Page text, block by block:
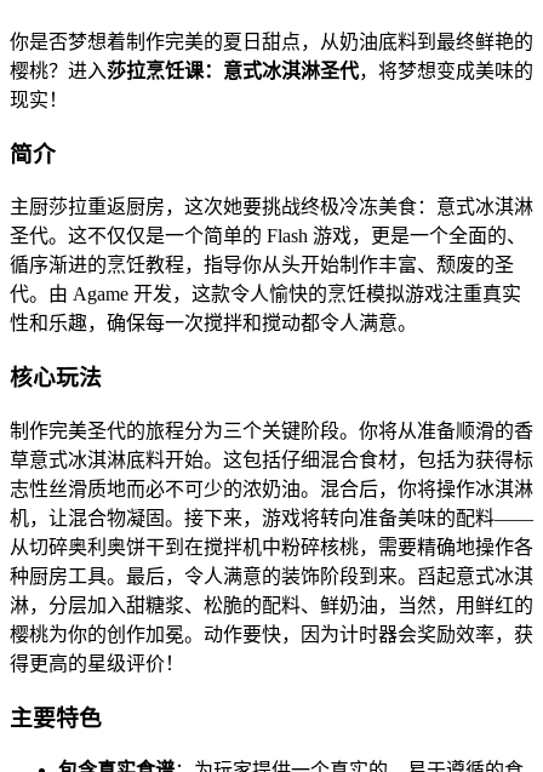
你是否梦想着制作完美的夏日甜点，从奶油底料到最终鲜艳的
樱桃？进入莎拉烹饪课：意式冰淇淋圣代，将梦想变成美味的
现实！
简介
主厨莎拉重返厨房，这次她要挑战终极冷冻美食：意式冰淇淋
圣代。这不仅仅是一个简单的 Flash 游戏，更是一个全面的、
循序渐进的烹饪教程，指导你从头开始制作丰富、颓废的圣
代。由 Agame 开发，这款令人愉快的烹饪模拟游戏注重真实
性和乐趣，确保每一次搅拌和搅动都令人满意。
核心玩法
制作完美圣代的旅程分为三个关键阶段。你将从准备顺滑的香
草意式冰淇淋底料开始。这包括仔细混合食材，包括为获得标
志性丝滑质地而必不可少的浓奶油。混合后，你将操作冰淇淋
机，让混合物凝固。接下来，游戏将转向准备美味的配料——
从切碎奥利奥饼干到在搅拌机中粉碎核桃，需要精确地操作各
种厨房工具。最后，令人满意的装饰阶段到来。舀起意式冰淇
淋，分层加入甜糖浆、松脆的配料、鲜奶油，当然，用鲜红的
樱桃为你的创作加冕。动作要快，因为计时器会奖励效率，获
得更高的星级评价！
主要特色